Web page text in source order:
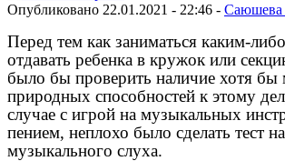
Опубликовано 22.01.2021 - 22:46 - Саюшева
Перед тем как заниматься каким-
отдавать ребенка в кружок или
было бы проверить наличие хотя
природных способностей к этому
случае с игрой на музыкальных
пением, неплохо было сделать тест
музыкального слуха.